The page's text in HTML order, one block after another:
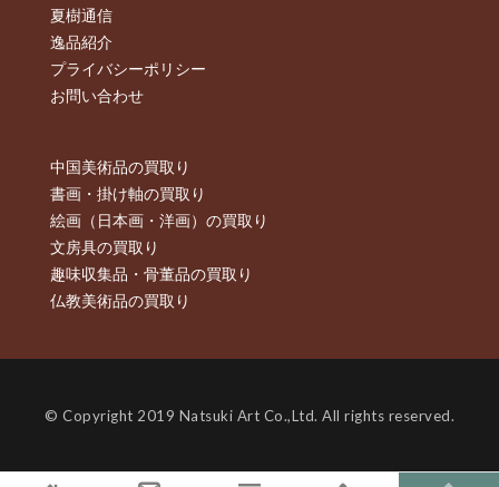
夏樹通信
逸品紹介
プライバシーポリシー
お問い合わせ
中国美術品の買取り
書画・掛け軸の買取り
絵画（日本画・洋画）の買取り
文房具の買取り
趣味収集品・骨董品の買取り
仏教美術品の買取り
© Copyright 2019 Natsuki Art Co.,Ltd. All rights reserved.